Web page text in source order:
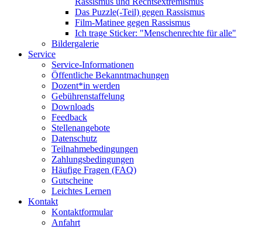
Das Puzzle(-Teil) gegen Rassismus
Film-Matinee gegen Rassismus
Ich trage Sticker: "Menschenrechte für alle"
Bildergalerie
Service
Service-Informationen
Öffentliche Bekanntmachungen
Dozent*in werden
Gebührenstaffelung
Downloads
Feedback
Stellenangebote
Datenschutz
Teilnahmebedingungen
Zahlungsbedingungen
Häufige Fragen (FAQ)
Gutscheine
Leichtes Lernen
Kontakt
Kontaktformular
Anfahrt